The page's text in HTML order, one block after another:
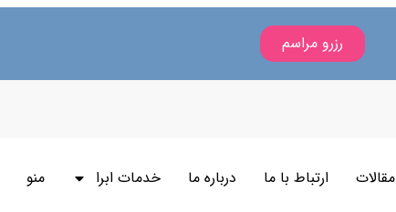
رزرو مراسم
مقالات ارتباط با ما درباره ما خدمات ابرا منو